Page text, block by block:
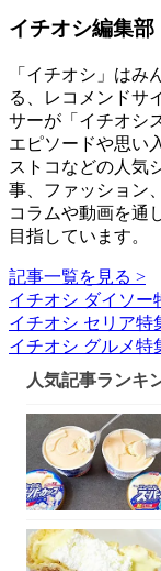
イチオシ編集部
「イチオシ」は
る、レコメンドサ
サーが「イチオシ
エピソードや思い
ストコなどの人気
事、ファッション
コラムや動画を通
目指しています。
記事一覧を見る >
イチオシ ダイソー
イチオシ セリア特
イチオシ グルメ特
人気記事ランキ